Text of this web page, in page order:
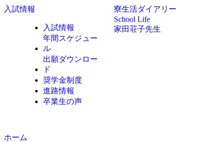
入試情報
入試情報
年間スケジュー
ル
出願ダウンロー
ド
奨学金制度
進路情報
卒業生の声
寮生活ダイアリー
School Life
家田荘子先生
ホーム